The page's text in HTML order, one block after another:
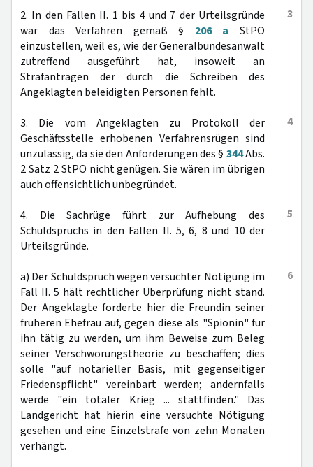
3
2. In den Fällen II. 1 bis 4 und 7 der Urteilsgründe
war das Verfahren gemäß § 206 a StPO
einzustellen, weil es, wie der Generalbundesanwalt
zutreffend ausgeführt hat, insoweit an
Strafanträgen der durch die Schreiben des
Angeklagten beleidigten Personen fehlt.
4
3. Die vom Angeklagten zu Protokoll der
Geschäftsstelle erhobenen Verfahrensrügen sind
unzulässig, da sie den Anforderungen des § 344Abs.
2 Satz 2 StPO nicht genügen. Sie wären im übrigen
auch offensichtlich unbegründet.
5
4. Die Sachrüge führt zur Aufhebung des
Schuldspruchs in den Fällen II. 5, 6, 8 und 10 der
Urteilsgründe.
6
a) Der Schuldspruch wegen versuchter Nötigung im
Fall II. 5 hält rechtlicher Überprüfung nicht stand.
Der Angeklagte forderte hier die Freundin seiner
früheren Ehefrau auf, gegen diese als "Spionin" für
ihn tätig zu werden, um ihm Beweise zum Beleg
seiner Verschwörungstheorie zu beschaffen; dies
solle "auf notarieller Basis, mit gegenseitiger
Friedenspflicht" vereinbart werden; andernfalls
werde "ein totaler Krieg ... stattfinden." Das
Landgericht hat hierin eine versuchte Nötigung
gesehen und eine Einzelstrafe von zehn Monaten
verhängt.